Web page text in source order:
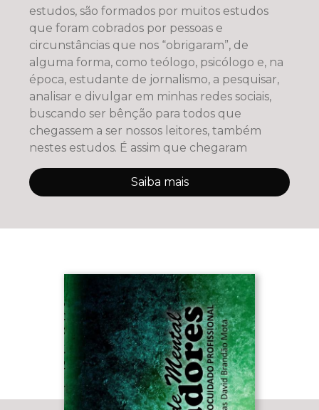
estudos, são formados por muitos estudos
que foram cobrados por pessoas e
circunstâncias que nos “obrigaram”, de
alguma forma, como teólogo, psicólogo e, na
época, estudante de jornalismo, a pesquisar,
analisar e divulgar em minhas redes sociais,
buscando ser bênção para todos que
chegassem a ser nossos leitores, também
nestes estudos. É assim que chegaram
Saiba mais